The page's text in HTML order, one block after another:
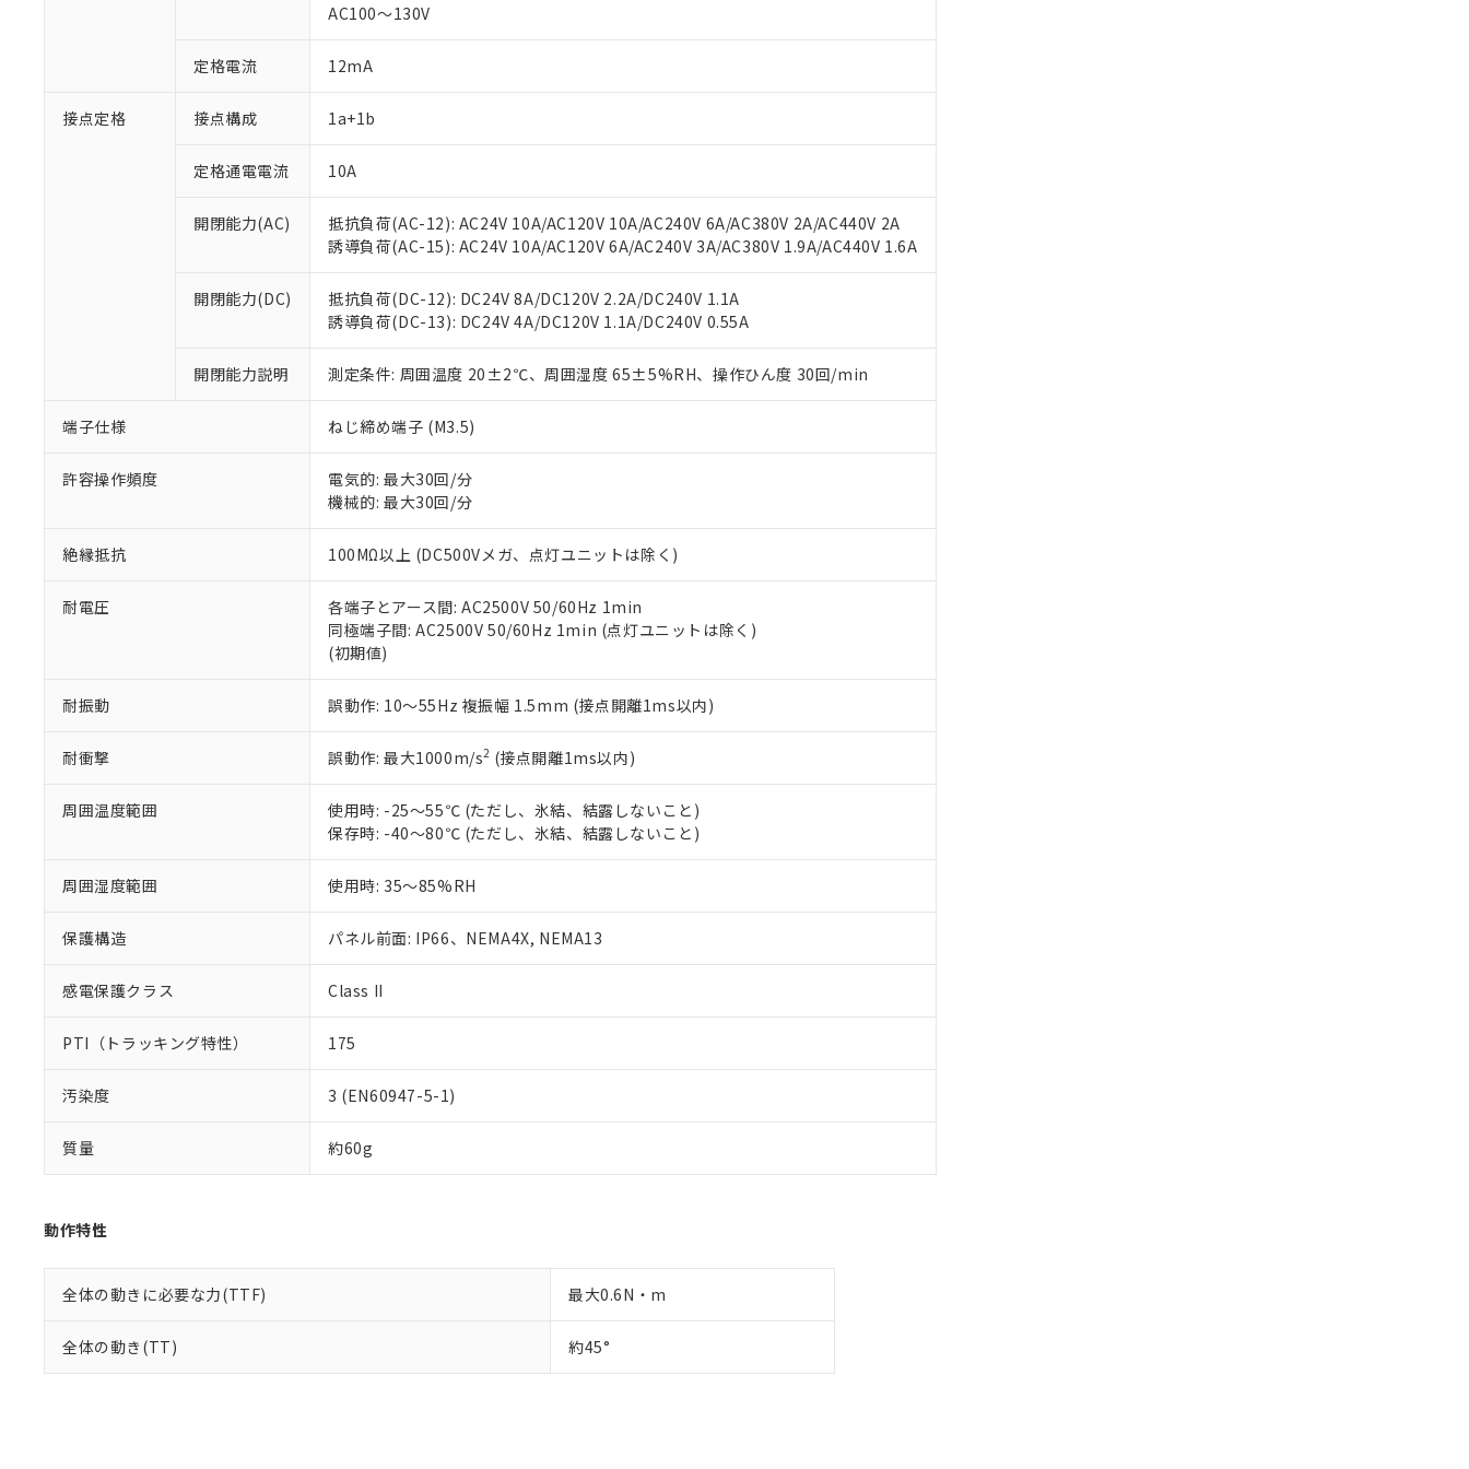
AC100～130V
定格電流 12mA
接点定格 接点構成 1a+1b
定格通電電流 10A
開閉能力(AC)
抵抗負荷(AC-12): AC24V 10A/AC120V 10A/AC240V 6A/AC380V 2A/AC440V 2A
誘導負荷(AC-15): AC24V 10A/AC120V 6A/AC240V 3A/AC380V 1.9A/AC440V 1.6A
開閉能力(DC)
抵抗負荷(DC-12): DC24V 8A/DC120V 2.2A/DC240V 1.1A
誘導負荷(DC-13): DC24V 4A/DC120V 1.1A/DC240V 0.55A
開閉能力説明 測定条件: 周囲温度 20±2℃、周囲湿度 65±5%RH、操作ひん度 30回/min
端子仕様 ねじ締め端子 (M3.5)
許容操作頻度
電気的: 最大30回/分
機械的: 最大30回/分
絶縁抵抗 100MΩ以上 (DC500Vメガ、点灯ユニットは除く)
耐電圧
各端子とアース間: AC2500V 50/60Hz 1min
同極端子間: AC2500V 50/60Hz 1min (点灯ユニットは除く)
(初期値)
耐振動 誤動作: 10～55Hz 複振幅 1.5mm (接点開離1ms以内)
耐衝撃 誤動作: 最大1000m/s2 (接点開離1ms以内)
周囲温度範囲
使用時: -25～55℃ (ただし、氷結、結露しないこと)
保存時: -40～80℃ (ただし、氷結、結露しないこと)
周囲湿度範囲 使用時: 35～85%RH
保護構造 パネル前面: IP66、NEMA4X, NEMA13
感電保護クラス Class II
PTI（トラッキング特性） 175
汚染度 3 (EN60947-5-1)
質量 約60g
動作特性
全体の動きに必要な力(TTF) 最大0.6N・m
全体の動き(TT) 約45°
ご利用条件
以下の条件をお読みいただき、同意のうえご利用ください。
くものです。
当社制御機器事業取扱商品の中には、本サービスの対象外となる商品もあることをご了承ください。
在庫状況および標準価格照会結果は、記載している更新日時点での社内データに基づき作成されるも
のであり、閲覧された時点での実際の在庫および標準価格とは異なる場合があることをご了承くださ
い。
正式な納期状況および標準価格はお客様のお取引先、またはお客様担当のオムロン制御機器販売店・
当社販売員にご相談ください。
オムロン制御機器販売店や当社販売拠点は「 販売ネットワーク
」をご確認ください。
在庫状況および標準価格結果を当社の事前の承諾なく第三者に漏洩または開示しないようお願いしま
す。
マイパーツ機能（部品リスト作成サービス）をご利用いただくには、I-Webメンバーズにご登録され
お客様が当ウェブサイト上で当社にご登録された部品リストについて、当社および当社の共同利用者
が、当社の製品・サービスに関するお客様との取引・商談に必要な範囲で利用することをご了承くだ
さい。
※当社の共同利用者とは、"個人情報の共同利用に関して"
いる法人を指します。
対応済み：EU RoHS指令（10物質）の非含有に対応した製品が提供可能な商品です。
調査・確認中：EU RoHS指令（10物質）の非含有の対応状況を調査中または確認中の商品です。
非該当品：ライセンス料など無形物で、有害物質有無と関係のない商品です。
仕入先様の事情により、非含有部品としていたものが、含有品と判明した場合などやむを得ず変更すること
があります。
六価クロム(Cr(Ⅵ)) 1000ppm以下、ポリ臭化ビフェニル類(PBB) 1000ppm以下、ポリ臭化ジフェニルエーテル類(PBDE) 1000ppm以下、
フタル酸ビス(2-エチルヘキシル) (DEHP)(別名：DOP) 1000ppm以下、フタル酸ブチルベンジル（BBP） 1000ppm以下、フタル酸ジブチ
ル（DBP） 1000ppm以下、フタル酸ジイソブチル (DIBP) 1000ppm以下
但し、RoHS指令で産業用監視および制御機器に対する適用除外項目は除く。
※2 対応予定月
部品在庫の切り替え状況などにより、予定月が前後することがあります。
※3 非含有証明書ダウンロード
下記の非含有証明書をダウンロードすることができます。
EU RoHS指令（10物質）の非含有証明書
51物質の非含有証明書（当社基準）
※本証明書は発行日時点で非含有を証明するもので、過去に遡って非含有を証明するものではありません。
また、RoHS指令のフタル酸エステル類４物質の対応では、対応完了までの期間は出荷製品に未対応品が
混在することから備考欄に対応日を記載しておりました。
既に当社にて対応品への在庫切替を完了していることから、特段のことがない限り、2022年1月12日よ
り割愛しております。
※1 中国RoHS○×表
「×」：最大均質材料含有率が中国RoHSの基準値を超えていることを示します。
「－」：未確認です。当社販売部門へお問い合わせください。
*中国RoHS10物質の基準値 (GB/T26572)：
DBP(フタル酸ジブチル) : 1000ppm、 DIBP(フタル酸ジイソブチル) : 1000ppm、 BBP(フタル酸ブチルベンジル) : 1000ppm、
DEHP(フタル酸ビス(2-エチルヘキシル)) : 1000ppm
※2 環境保護使用期限
「ｅ」：有害物質（10物質）のすべてが基準値以下であることを示します。
「10」：通常の使用状況下において有害物質が外部に漏えいし、環境に深刻な影響を及ぼさない年数を意
味します。
「－」：未確認です。当社販売部門へお問い合わせください。
う）を輸出または国外への提供する場合は、日本国政府の輸出許可(または役務取引許可)を取得する
などの必要な手続きをとります。
当社は規制貨物を破棄する場合は、完全に破砕するなど、違法に輸出されないよう必要な手段を講じ
当社は貴社製品を、核兵器、ミサイル、化学兵器、生物兵器またはその他武器並びにこれらの製造装
置等に一切使用いたしません。
当社は、貴社製品を第三者に販売する場合は、上記1、2および3の内容を当該第三者に通知します。
また当社は、販売先および販売に係わる関係者が違法に輸出するおそれがある場合は、取り引きをい
たしません。
記
号
説明
○ 一定数以上の在庫あり
△ 一定数には満たないが在庫あり
－
在庫なし(最新の在庫状況については、お客様のお取引先、またはお客様担当のオムロン制御
機器販売店・当社販売員にご確認ください)
空
白
受注生産機種、また在庫状況の情報を公開していない機種